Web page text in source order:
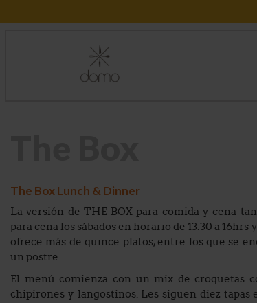
The Box Lunch & Dinner
La versión de THE BOX para comida y cena
para cena los sábados en horario de 13:30 a
ofrece más de quince platos, entre los que se
un postre.
El menú comienza con un mix de croquetas
chipirones y langostinos. Les siguen diez